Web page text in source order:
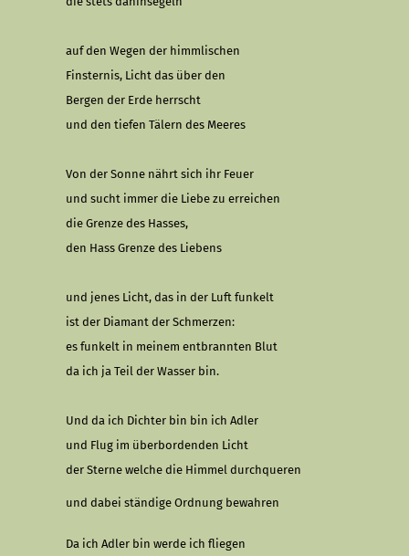
auf den Wegen der himmlischen
Finsternis, Licht das über den
Bergen der Erde herrscht
und den tiefen Tälern des Meeres
Von der Sonne nährt sich ihr Feuer
und sucht immer die Liebe zu erreichen
die Grenze des Hasses,
den Hass Grenze des Liebens
und jenes Licht, das in der Luft funkelt
ist der Diamant der Schmerzen:
es funkelt in meinem entbrannten Blut
da ich ja Teil der Wasser bin.
Und da ich Dichter bin bin ich Adler
und Flug im überbordenden Licht
der Sterne welche die Himmel durchqueren
und dabei ständige Ordnung bewahren
Da ich Adler bin werde ich fliegen